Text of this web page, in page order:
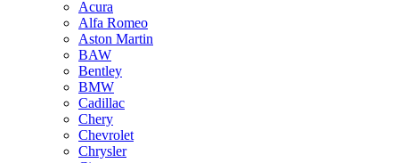
Acura
Alfa Romeo
Aston Martin
BAW
Bentley
BMW
Cadillac
Chery
Chevrolet
Chrysler